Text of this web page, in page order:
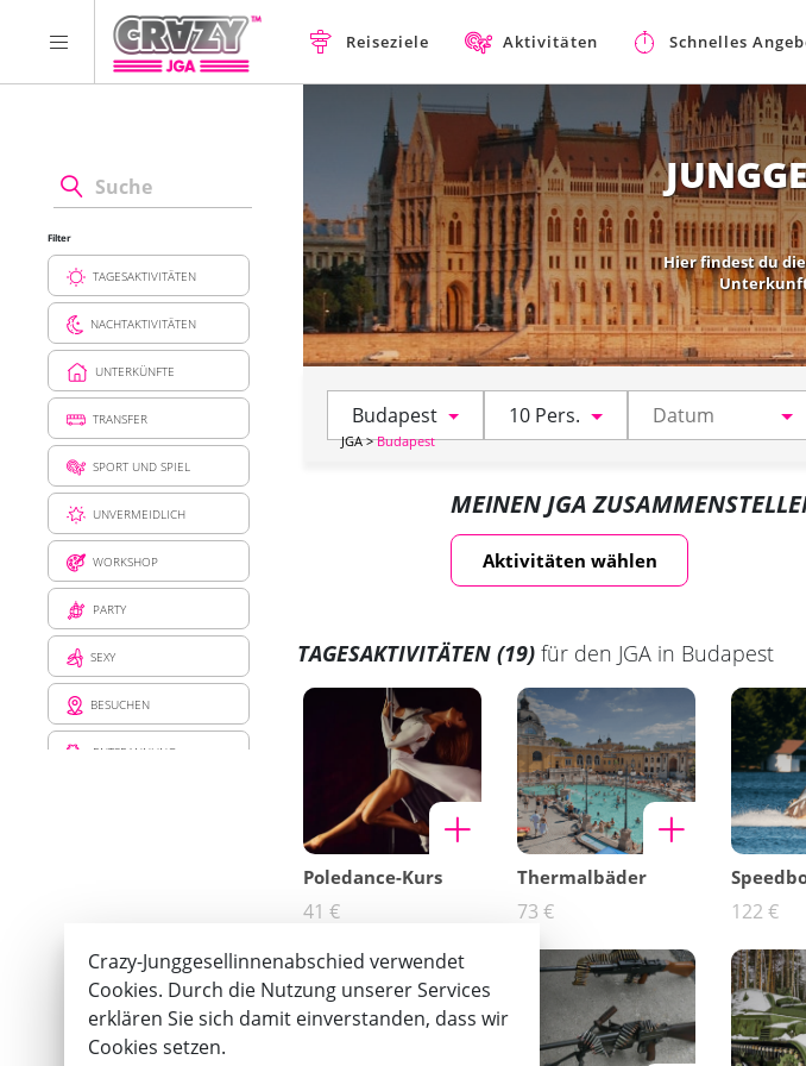
Reiseziele Aktivitäten Schnelles
Filter
TAGESAKTIVITÄTEN
NACHTAKTIVITÄTEN
UNTERKÜNFTE
TRANSFER
SPORT UND SPIEL
UNVERMEIDLICH
WORKSHOP
PARTY
SEXY
BESUCHEN
ENTSPANNUNG
Hier findest du
Budapest 10 Pers.
JGA>Budapest
MEINEN JGA
Aktivitäten wählen
TAGESAKTIVITÄTEN (19)für den JGA in Budapest
Poledance-Kurs
41 €
Thermalbäder
73 € 122 €
Crazy-Junggesellinnenabschied verwendet
Cookies. Durch die Nutzung unserer Services
erklären Sie sich damit einverstanden, dass wir
Cookies setzen.